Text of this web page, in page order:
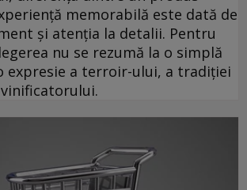
memorabilă este dată de
și atenția la detalii. Pentru
nu se rezumă la o simplă
expresie a terroir-ului, a tradiției